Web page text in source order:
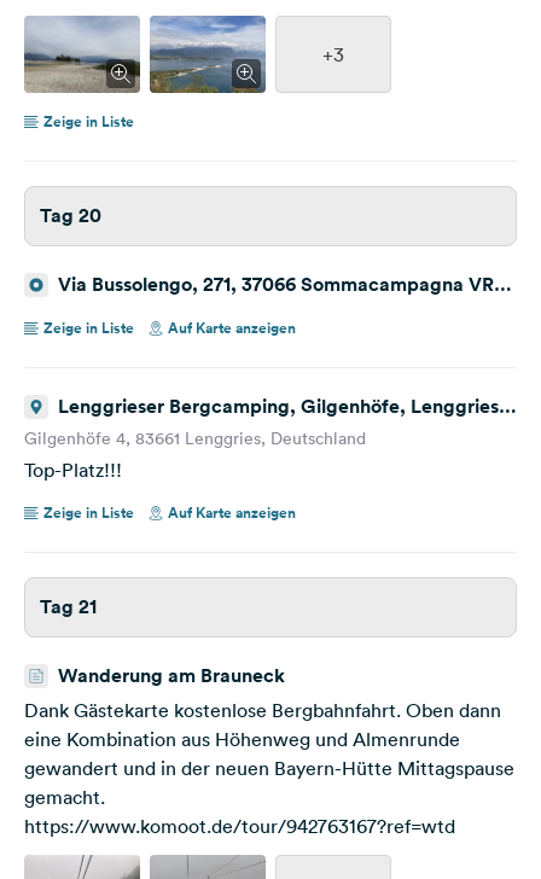
+3
Zeige in Liste
Tag 20
Via Bussolengo, 271, 37066 Sommacampagna VR,
Zeige in Liste Auf Karte anzeigen
Lenggrieser Bergcamping, Gilgenhöfe, Lenggries,
Deutschland
Gilgenhöfe 4, 83661 Lenggries, Deutschland
Top-Platz!!!
Zeige in Liste Auf Karte anzeigen
Tag 21
Wanderung am Brauneck
Dank Gästekarte kostenlose Bergbahnfahrt. Oben dann
eine Kombination aus Höhenweg und Almenrunde
gewandert und in der neuen Bayern-Hütte Mittagspause
gemacht.
https://www.komoot.de/tour/942763167?ref=wtd